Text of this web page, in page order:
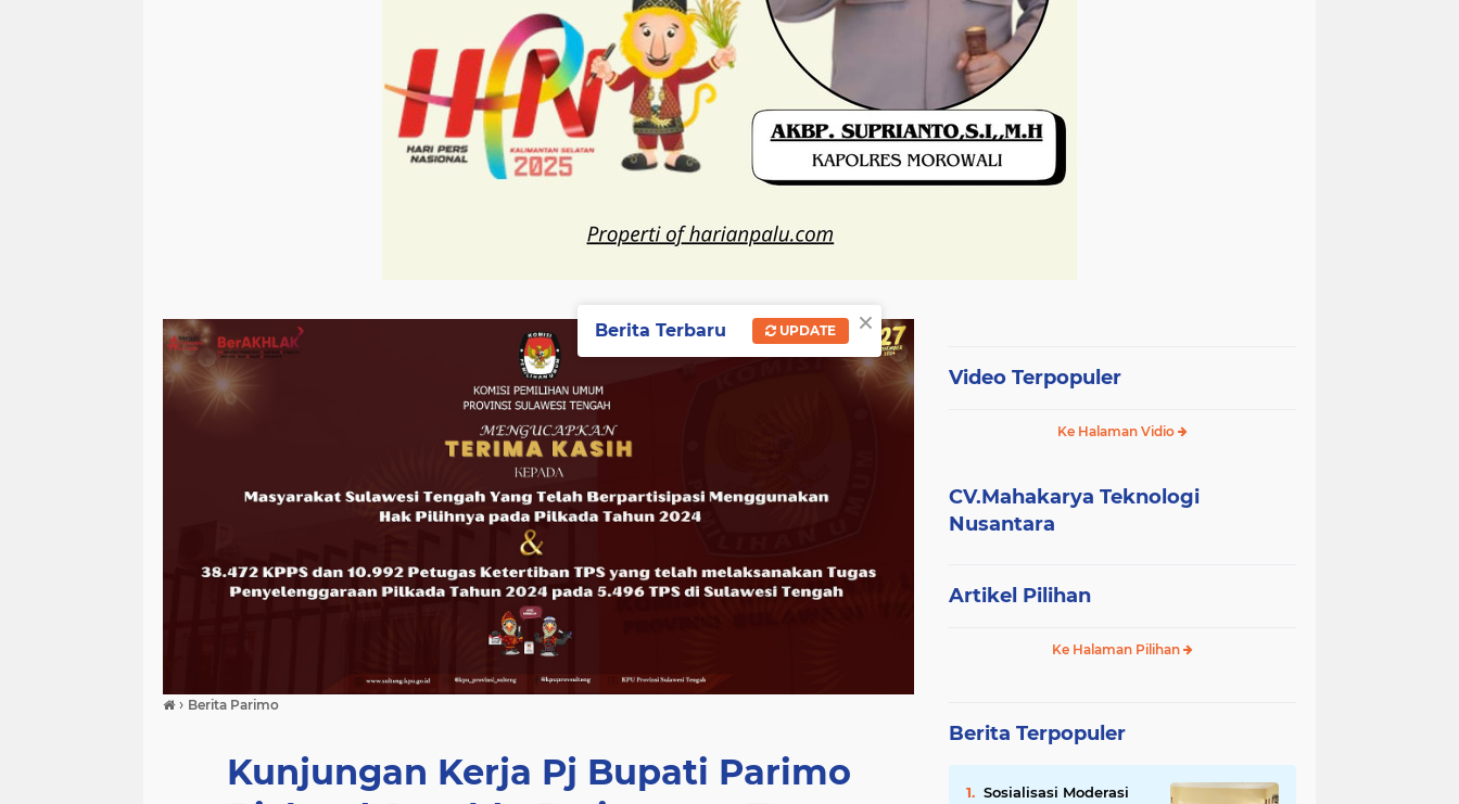
› Berita Parimo
Kunjungan Kerja Pj Bupati Parimo
Video Terpopuler
Ke Halaman Vidio
CV.Mahakarya Teknologi
Nusantara
Artikel Pilihan
Ke Halaman Pilihan
Berita Terpopuler
Sosialisasi Moderasi
×
Berita Terbaru UPDATE